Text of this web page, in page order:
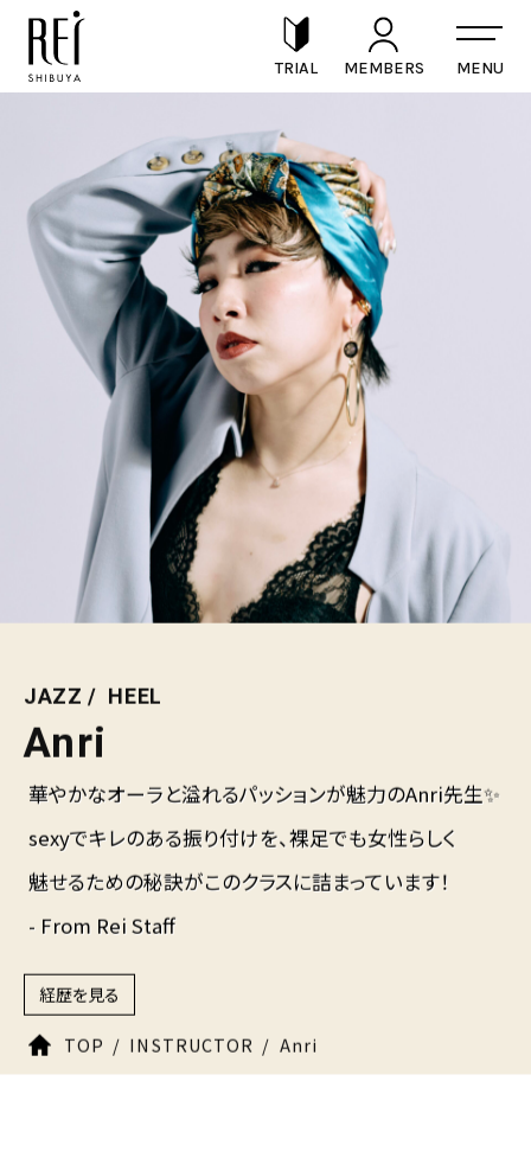
TRIAL MEMBERS
JAZZ HEEL
Anri
華やかなオーラと溢れるパッションが魅力のAnri先生✨
sexyでキレのある振り付けを、裸足でも女性らしく
魅せるための秘訣がこのクラスに詰まっています！
- From Rei Staff
経歴を見る
TOP INSTRUCTOR Anri